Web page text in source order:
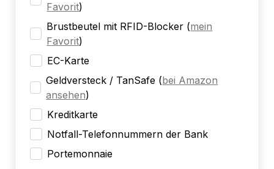
Favorit)
Brustbeutel mit RFID-Blocker (mein
Favorit)
EC-Karte
Geldversteck / TanSafe (bei Amazon
ansehen)
Kreditkarte
Notfall-Telefonnummern der Bank
Portemonnaie